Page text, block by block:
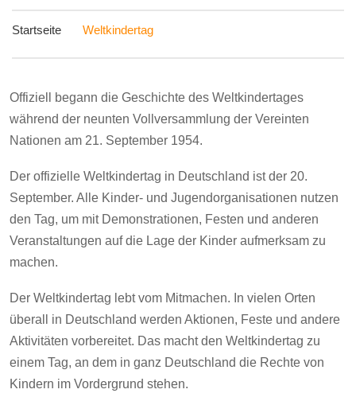
Startseite Weltkindertag
Offiziell begann die Geschichte des Weltkindertages
während der neunten Vollversammlung der Vereinten
Nationen am 21. September 1954.
Der offizielle Weltkindertag in Deutschland ist der 20.
September. Alle Kinder- und Jugendorganisationen nutzen
den Tag, um mit Demonstrationen, Festen und anderen
Veranstaltungen auf die Lage der Kinder aufmerksam zu
machen.
Der Weltkindertag lebt vom Mitmachen. In vielen Orten
überall in Deutschland werden Aktionen, Feste und andere
Aktivitäten vorbereitet. Das macht den Weltkindertag zu
einem Tag, an dem in ganz Deutschland die Rechte von
Kindern im Vordergrund stehen.